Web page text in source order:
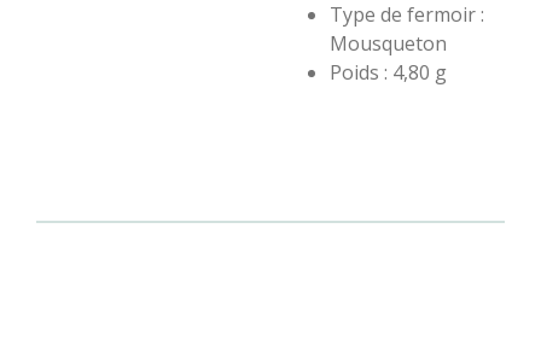
Type de fermoir :
Mousqueton
Poids : 4,80 g